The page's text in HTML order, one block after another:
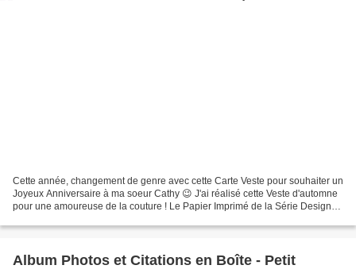
Cette année, changement de genre avec cette Carte Veste pour souhaiter un
Joyeux Anniversaire à ma soeur Cathy 😉 J'ai réalisé cette Veste d'automne
pour une amoureuse de la couture ! Le Papier Imprimé de la Série Design
Album Photos et Citations en Boîte - Petit